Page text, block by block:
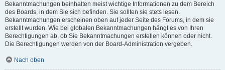
Bekanntmachungen beinhalten meist wichtige Informationen zu dem Bereich
des Boards, in dem Sie sich befinden. Sie sollten sie stets lesen.
Bekanntmachungen erscheinen oben auf jeder Seite des Forums, in dem sie
erstellt wurden. Wie bei globalen Bekanntmachungen hängt es von Ihren
Berechtigungen ab, ob Sie Bekanntmachungen erstellen können oder nicht.
Die Berechtigungen werden von der Board-Administration vergeben.
Nach oben